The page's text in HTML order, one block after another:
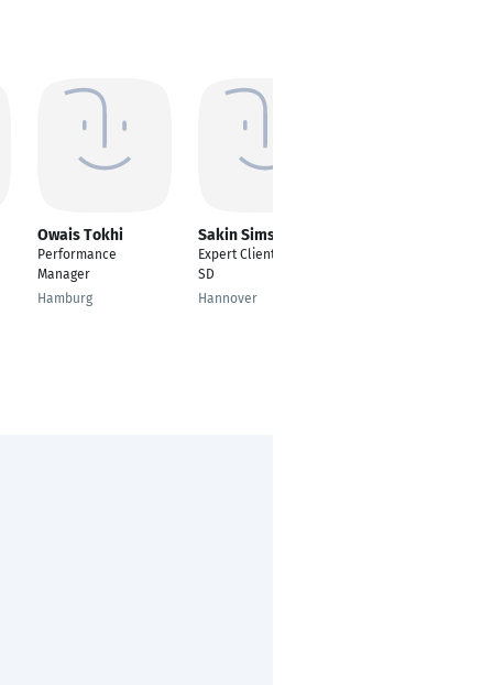
Owais Tokhi
Performance
Manager
Hamburg
Sakin Simsek
Expert Client Delivery
SD
Hannover